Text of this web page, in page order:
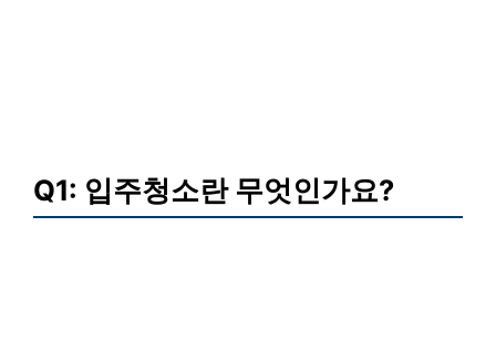
Q1: 입주청소란 무엇인가요?